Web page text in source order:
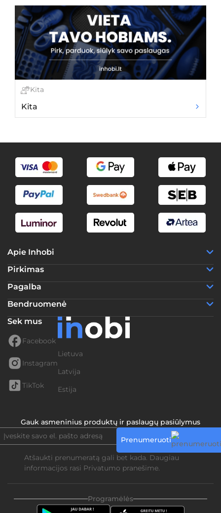
Kita
Kita
Apie Inhobi
Pirkimas
Pagalba
Bendruomenė
Sek mus
Facebook
Instagram
TikTok
Lietuva
Latvija
Estija
Gauk asmeninius produktų ir paslaugų pasiūlymus
Prenumeruoti
Atšaukti prenumeratą gali bet kada. Daugiau
informacijos rasi Privatumo pranešime.
Programėlės